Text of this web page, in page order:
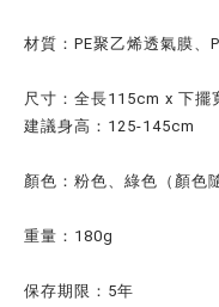
材質：PE聚乙烯透氣膜、
尺寸：全長115cm x 下擺
建議身高：125-145cm
顏色：粉色、綠色（顏色
重量：180g
保存期限：5年